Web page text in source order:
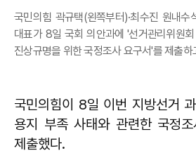
국민의힘 곽규택(왼쪽부터)·최수진 원내
대표가 8일 국회 의안과에 '선거관리위원
진상규명을 위한 국정조사 요구서'를 제출
국민의힘이 8일 이번 지방선거
용지 부족 사태와 관련한 국정조
제출했다.